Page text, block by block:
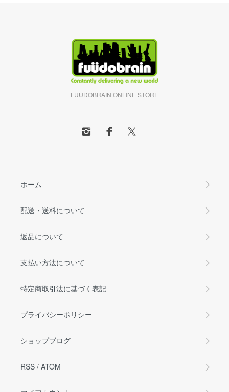
FUUDOBRAIN ONLINE STORE
ホーム
配送・送料について
返品について
支払い方法について
特定商取引法に基づく表記
プライバシーポリシー
ショップブログ
RSS / ATOM